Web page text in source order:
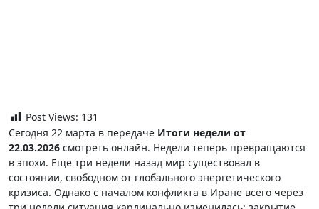
Post Views: 131
Сегодня 22 марта в передаче Итоги недели от
22.03.2026 смотреть онлайн. Недели теперь превращаются
в эпохи. Ещё три недели назад мир существовал в
состоянии, свободном от глобального энергетического
кризиса. Однако с началом конфликта в Иране всего через